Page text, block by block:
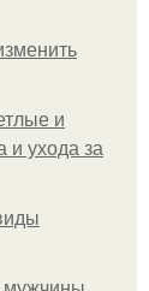
и
и ухода за